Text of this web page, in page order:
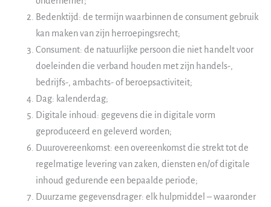
Bedenktijd: de termijn waarbinnen de consument gebruik
kan maken van zijn herroepingsrecht;
Consument: de natuurlijke persoon die niet handelt voor
doeleinden die verband houden met zijn handels-,
bedrijfs-, ambachts- of beroepsactiviteit;
Dag: kalenderdag;
Digitale inhoud: gegevens die in digitale vorm
geproduceerd en geleverd worden;
Duurovereenkomst: een overeenkomst die strekt tot de
regelmatige levering van zaken, diensten en/of digitale
inhoud gedurende een bepaalde periode;
Duurzame gegevensdrager: elk hulpmiddel – waaronder